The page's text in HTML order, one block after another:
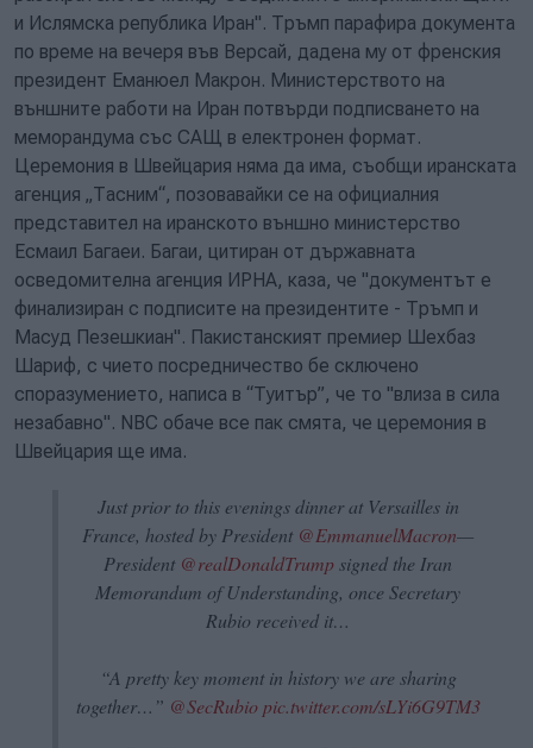
и Ислямска република Иран". Тръмп парафира документа
по време на вечеря във Версай, дадена му от френския
президент Еманюел Макрон. Министерството на
външните работи на Иран потвърди подписването на
меморандума със САЩ в електронен формат.
Церемония в Швейцария няма да има, съобщи иранската
агенция „Тасним“, позовавайки се на официалния
представител на иранското външно министерство
Есмаил Багаеи. Багаи, цитиран от държавната
осведомителна агенция ИРНА, каза, че "документът е
финализиран с подписите на президентите - Тръмп и
Масуд Пезешкиан". Пакистанският премиер Шехбаз
Шариф, с чието посредничество бе сключено
споразумението, написа в “Туитър”, че то "влиза в сила
незабавно". NBC обаче все пак смята, че церемония в
Швейцария ще има.
Just prior to this evenings dinner at Versailles in
France, hosted by President @EmmanuelMacron—
President @realDonaldTrump signed the Iran
Memorandum of Understanding, once Secretary
Rubio received it…
“A pretty key moment in history we are sharing
together…” @SecRubio pic.twitter.com/sLYi6G9TM3